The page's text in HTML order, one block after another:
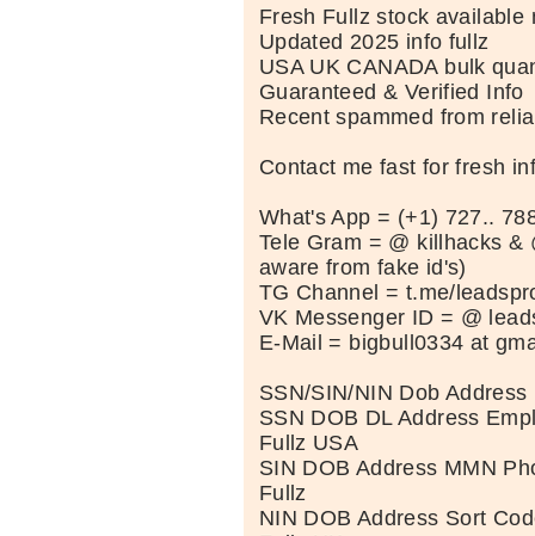
Fresh Fullz stock available
Updated 2025 info fullz
USA UK CANADA bulk
Guaranteed & Verified Info
Recent spammed from
Contact me fast for fresh
What's App = (+1) 727..
Tele Gram = @ killhacks &
aware from fake id's)
TG Channel = t.me/
VK Messenger ID = @
E-Mail = bigbull0334 at
SSN/SIN/NIN Dob
SSN DOB DL Address
Fullz USA
SIN DOB Address MMN
Fullz
NIN DOB Address Sort